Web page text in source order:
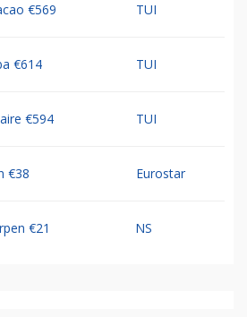
€569 TUI
€614 TUI
€594 TUI
€38 Eurostar
€21 NS